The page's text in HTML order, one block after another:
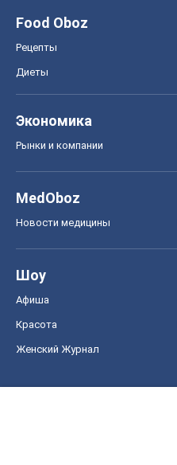
Food Oboz
Рецепты
Диеты
Экономика
Рынки и компании
MedOboz
Новости медицины
Шоу
Афиша
Красота
Женский Журнал